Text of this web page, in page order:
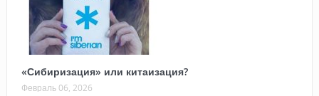
«Сибиризация» или китаизация?
Февраль 06, 2026